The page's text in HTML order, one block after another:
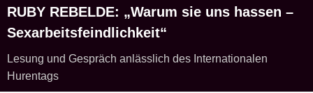
RUBY REBELDE: „Warum sie uns hassen –
Sexarbeitsfeindlichkeit“
Lesung und Gespräch anlässlich des Internationalen
Hurentags